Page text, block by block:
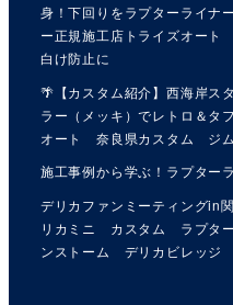
身！下回りをラプターライナ
ー正規施工店トライズオー
白け防止に
🌴【カスタム紹介】西海岸ス
ラー（メッキ）でレトロ＆
オート 奈良県カスタム ジム
施工事例から学ぶ！ラプター
デリカファンミーティングin
リカミニ カスタム ラプタ
ンストーム デリカビレッジ